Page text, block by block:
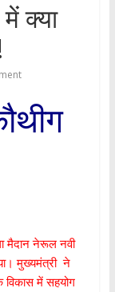
क्या
मैदान नेरूल नवी
मुख्यमंत्री ने
विकास में सहयोग